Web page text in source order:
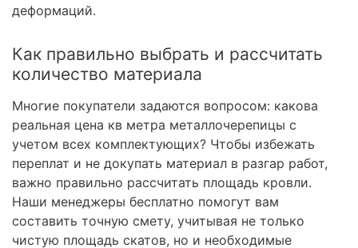
деформаций.
Как правильно выбрать и рассчитать
количество материала
Многие покупатели задаются вопросом: какова
реальная цена кв метра металлочерепицы с
учетом всех комплектующих? Чтобы избежать
переплат и не докупать материал в разгар работ,
важно правильно рассчитать площадь кровли.
Наши менеджеры бесплатно помогут вам
составить точную смету, учитывая не только
чистую площадь скатов, но и необходимые